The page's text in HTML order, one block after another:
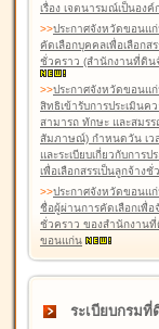
เรื่อง เจตนารมณ์เป็นอง
>>ประกาศจังหวัดขอนแก่
คัดเลือกบุคคลเพื่อเลือกส
ชั่วคราว (สำนักงานที่ดิ
>>ประกาศจังหวัดขอนแก่
สิทธิเข้ารับการประเมินค
สามารถ ทักษะ และสมรร
สัมภาษณ์) กำหนดวัน เว
และระเบียบเกี่ยวกับการป
เพื่อเลือกสรรเป็นลูกจ้างชั่
>>ประกาศจังหวัดขอนแ
ชื่อผู้ผ่านการคัดเลือกเพื่อ
ชั่วคราว ของสำนักงาน
ขอนแก่น
ระเบียบกรมที่